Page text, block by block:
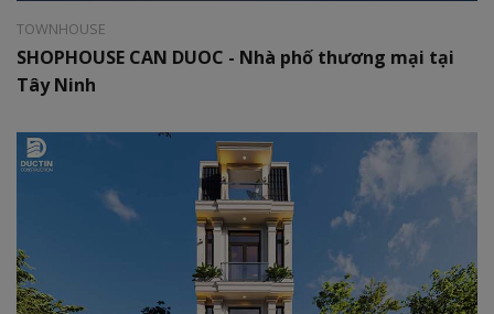
TOWNHOUSE
SHOPHOUSE CAN DUOC - Nhà phố thương mại tại
Tây Ninh